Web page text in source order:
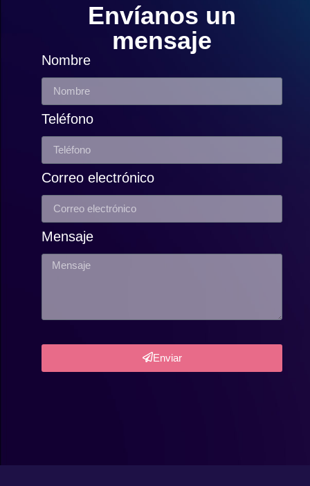
Envíanos un
mensaje
Nombre
Teléfono
Correo electrónico
Mensaje
Enviar